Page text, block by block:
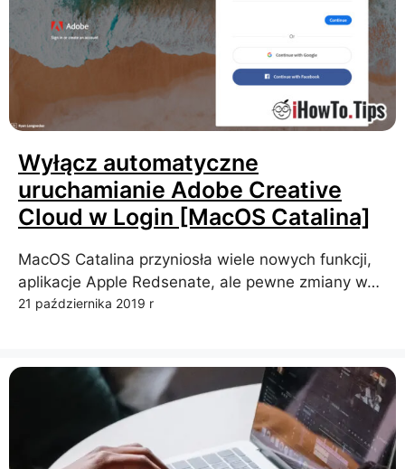
Wyłącz automatyczne
uruchamianie Adobe Creative
Cloud w Login [MacOS Catalina]
MacOS Catalina przyniosła wiele nowych funkcji,
aplikacje Apple Redsenate, ale pewne zmiany w…
21 października 2019 r